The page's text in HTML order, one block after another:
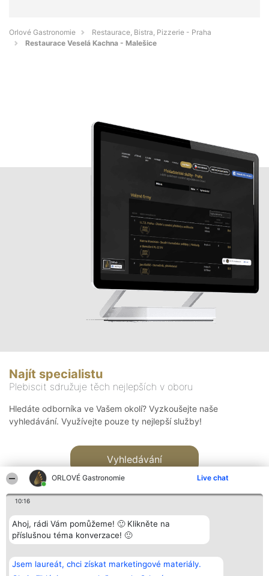
ORLOVÉ Gastronomie Live chat
10:16
Ahoj, rádi Vám pomůžeme! 🙂 Klikněte na
příslušnou téma konverzace! 🙂
Jsem laureát, chci získat marketingové materiály.
Orlové Gastronomie
Restaurace, Bistra, Pizzerie - Praha
Restaurace Veselá Kachna - Malešice
Najít specialistu
Plebiscit sdružuje těch nejlepších v oboru
Hledáte odborníka ve Vašem okolí? Vyzkoušejte naše
vyhledávání. Využívejte pouze ty nejlepší služby!
Vyhledávání
Bright Side Solutions sp. z o.
o. sp. k.
ul. Ruska 22
Vítězové
Seznam všech
laureátů
Kontakt